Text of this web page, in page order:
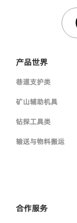
产品世界
巷道支护类
矿山辅助机具
钻探工具类
输送与物料搬运
合作服务